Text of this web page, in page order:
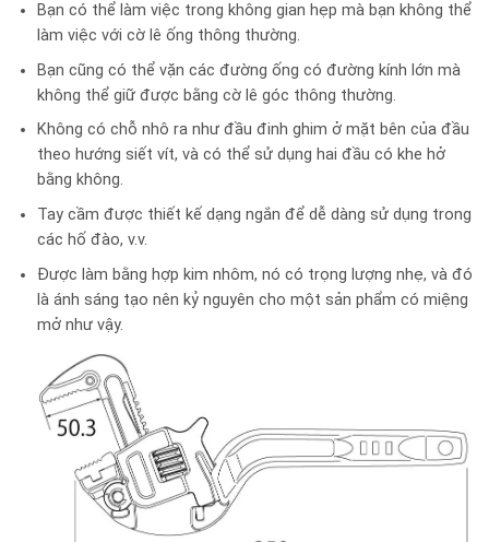
Bạn có thể làm việc trong không gian hẹp mà bạn không thể
làm việc với cờ lê ống thông thường.
Bạn cũng có thể vặn các đường ống có đường kính lớn mà
không thể giữ được bằng cờ lê góc thông thường.
Không có chỗ nhô ra như đầu đinh ghim ở mặt bên của đầu
theo hướng siết vít, và có thể sử dụng hai đầu có khe hở
bằng không.
Tay cầm được thiết kế dạng ngắn để dễ dàng sử dụng trong
các hố đào, v.v.
Được làm bằng hợp kim nhôm, nó có trọng lượng nhẹ, và đó
là ánh sáng tạo nên kỷ nguyên cho một sản phẩm có miệng
mở như vậy.